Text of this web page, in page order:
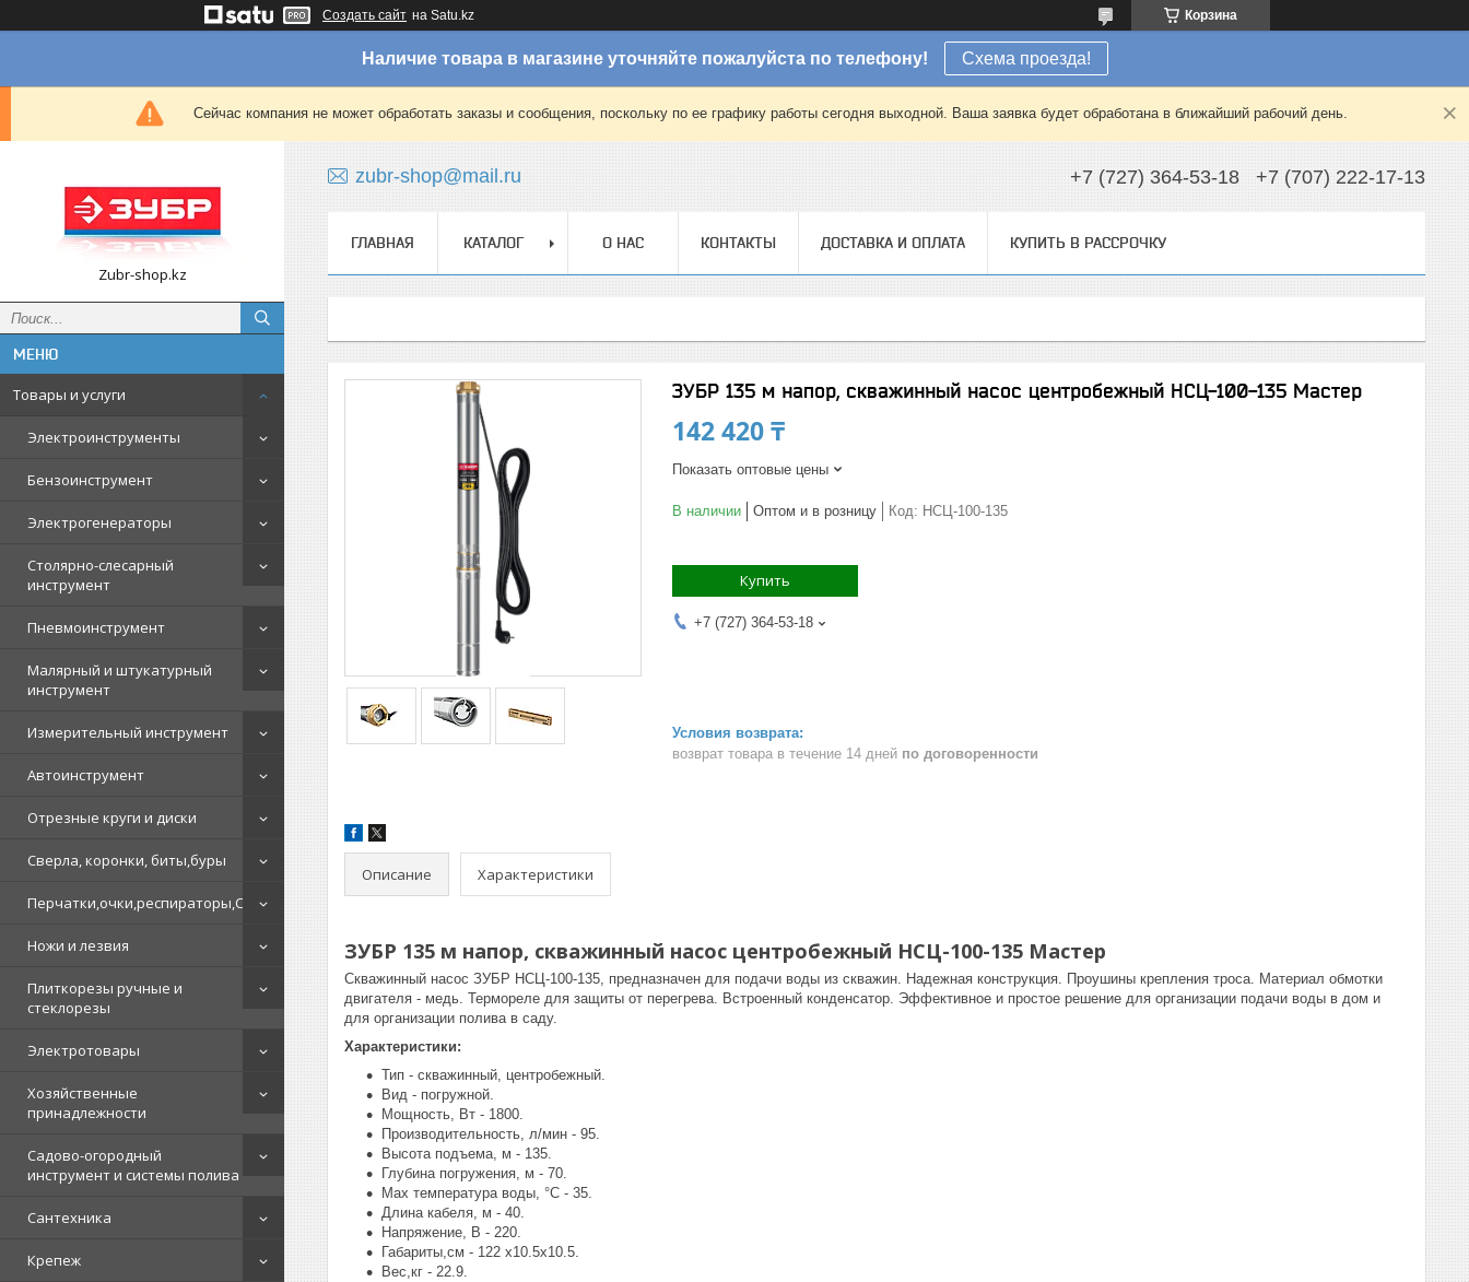
Создать сайт на Satu.kz Корзина
Наличие товара в магазине уточняйте пожалуйста по телефону! Схема проезда!
Сейчас компания не может обработать заказы и сообщения, поскольку по ее графику работы сегодня выходной. Ваша заявка будет обработана в ближайший рабочий день.
Zubr-shop.kz
Товары и услуги
Электроинструменты
Бензоинструмент
Электрогенераторы
Столярно-слесарный
инструмент
Пневмоинструмент
Малярный и штукатурный
инструмент
Измерительный инструмент
Автоинструмент
Отрезные круги и диски
Сверла, коронки, биты,буры
Перчатки,очки,респираторы,СИЗ
Ножи и лезвия
Плиткорезы ручные и
стеклорезы
Электротовары
Хозяйственные
принадлежности
Садово-огородный
инструмент и системы полива
Сантехника
Крепеж
zubr-shop@mail.ru +7 (727) 364-53-18 +7 (707) 222-17-13
ГЛАВНАЯ КАТАЛОГ О НАС КОНТАКТЫ ДОСТАВКА И ОПЛАТА КУПИТЬ В РАССРОЧКУ
ЗУБР 135 м напор, скважинный насос центробежный НСЦ-100-135 Мастер
142 420 ₸
Показать оптовые цены
В наличии Оптом и в розницу Код: НСЦ-100-135
Купить
+7 (727) 364-53-18
возврат товара в течение 14 дней по договоренности
Описание Характеристики
ЗУБР 135 м напор, скважинный насос центробежный НСЦ-100-135 Мастер
Скважинный насос ЗУБР НСЦ-100-135, предназначен для подачи воды из скважин. Надежная конструкция. Проушины крепления троса. Материал обмотки
двигателя - медь. Термореле для защиты от перегрева. Встроенный конденсатор. Эффективное и простое решение для организации подачи воды в дом и
для организации полива в саду.
Характеристики:
Тип - скважинный, центробежный.
Вид - погружной.
Мощность, Вт - 1800.
Производительность, л/мин - 95.
Высота подъема, м - 135.
Глубина погружения, м - 70.
Max температура воды, °С - 35.
Длина кабеля, м - 40.
Напряжение, В - 220.
Габариты,см - 122 х10.5х10.5.
Вес,кг - 22.9.